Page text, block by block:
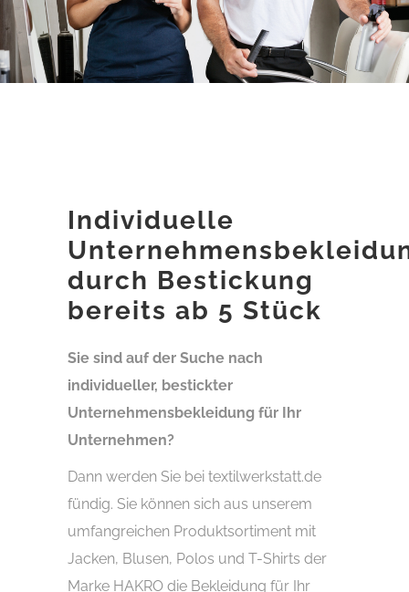
Individuelle
durch Bestickung
bereits ab 5 Stück
Sie sind auf der Suche nach
individueller, bestickter
Unternehmensbekleidung für Ihr
Unternehmen?
Dann werden Sie bei textilwerkstatt.de
fündig. Sie können sich aus unserem
umfangreichen Produktsortiment mit
Jacken, Blusen, Polos und T-Shirts der
Marke HAKRO die Bekleidung für Ihr